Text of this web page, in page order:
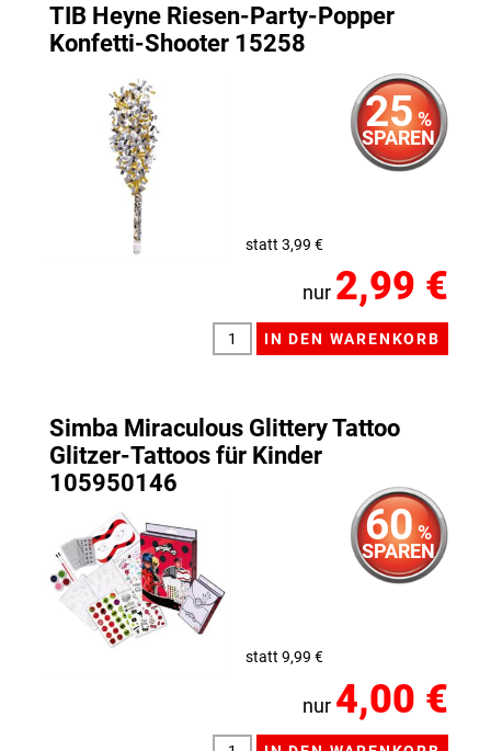
TIB Heyne Riesen-Party-Popper
Konfetti-Shooter 15258
25 %
SPAREN
statt 3,99 €
nur 2,99 €
Simba Miraculous Glittery Tattoo
Glitzer-Tattoos für Kinder
105950146
60 %
SPAREN
statt 9,99 €
nur 4,00 €